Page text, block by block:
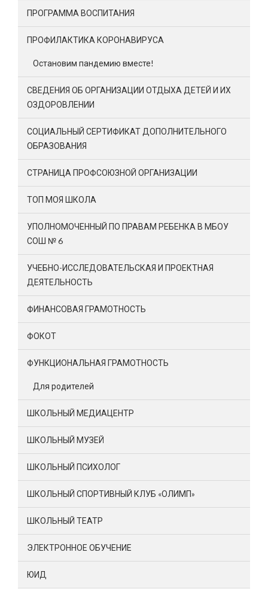
ПРОГРАММА ВОСПИТАНИЯ
ПРОФИЛАКТИКА КОРОНАВИРУСА
Остановим пандемию вместе!
СВЕДЕНИЯ ОБ ОРГАНИЗАЦИИ ОТДЫХА ДЕТЕЙ И ИХ
ОЗДОРОВЛЕНИИ
СОЦИАЛЬНЫЙ СЕРТИФИКАТ ДОПОЛНИТЕЛЬНОГО
ОБРАЗОВАНИЯ
СТРАНИЦА ПРОФСОЮЗНОЙ ОРГАНИЗАЦИИ
ТОП МОЯ ШКОЛА
УПОЛНОМОЧЕННЫЙ ПО ПРАВАМ РЕБЕНКА В МБОУ
СОШ № 6
УЧЕБНО-ИССЛЕДОВАТЕЛЬСКАЯ И ПРОЕКТНАЯ
ДЕЯТЕЛЬНОСТЬ
ФИНАНСОВАЯ ГРАМОТНОСТЬ
ФОКОТ
ФУНКЦИОНАЛЬНАЯ ГРАМОТНОСТЬ
Для родителей
ШКОЛЬНЫЙ МЕДИАЦЕНТР
ШКОЛЬНЫЙ МУЗЕЙ
ШКОЛЬНЫЙ ПСИХОЛОГ
ШКОЛЬНЫЙ СПОРТИВНЫЙ КЛУБ «ОЛИМП»
ШКОЛЬНЫЙ ТЕАТР
ЭЛЕКТРОННОЕ ОБУЧЕНИЕ
ЮИД